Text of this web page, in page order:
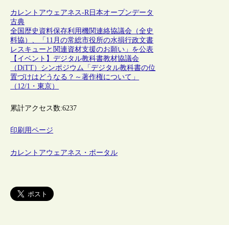
カレントアウェアネス-R日本オープンデータ
古典
全国歴史資料保存利用機関連絡協議会（全史
料協）、「11月の常総市役所の水損行政文書
レスキューと関連資材支援のお願い」を公表
【イベント】デジタル教科書教材協議会
（DiTT）シンポジウム「デジタル教科書の位
置づけはどうなる？～著作権について」
（12/1・東京）
累計アクセス数:6237
印刷用ページ
カレントアウェアネス・ポータル